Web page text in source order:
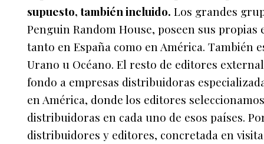
supuesto, también incluido. Los grandes
Penguin Random House, poseen sus
tanto en España como en América. También
Urano u Océano. El resto de editores
fondo a empresas distribuidoras
en América, donde los editores
distribuidoras en cada uno de esos países.
distribuidores y editores, concretada en